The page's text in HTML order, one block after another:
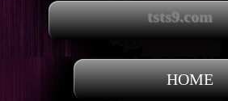
tsts9.com
HOME